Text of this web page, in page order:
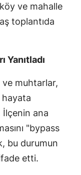
ve mahalle
toplantıda
Yanıtladı
ve muhtarlar,
hayata
İlçenin ana
"bypass
bu durumun
etti.